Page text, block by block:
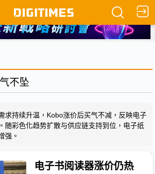
不坠
求持续升温，Kobo涨价后买气不减，反映电子
随彩色化趋势扩散与供应链支持到位，电子纸
强。
电子书阅读器涨价仍热